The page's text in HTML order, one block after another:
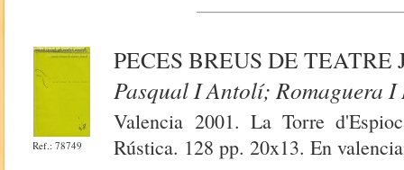
Ref.: 78749
PECES BREUS DE
Pasqual I Antolí; Romaguera
Valencia 2001. La Torre
Rústica. 128 pp. 20x13. En